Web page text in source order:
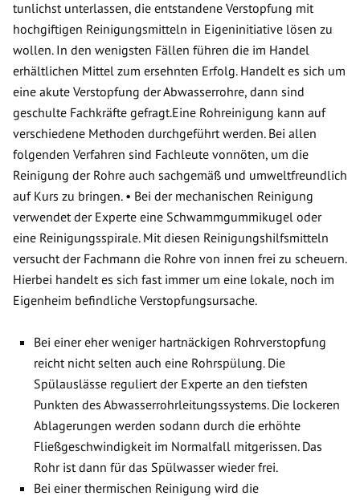
tunlichst unterlassen, die entstandene Verstopfung mit
hochgiftigen Reinigungsmitteln in Eigeninitiative lösen zu
wollen. In den wenigsten Fällen führen die im Handel
erhältlichen Mittel zum ersehnten Erfolg. Handelt es sich um
eine akute Verstopfung der Abwasserrohre, dann sind
geschulte Fachkräfte gefragt.Eine Rohreinigung kann auf
verschiedene Methoden durchgeführt werden. Bei allen
folgenden Verfahren sind Fachleute vonnöten, um die
Reinigung der Rohre auch sachgemäß und umweltfreundlich
auf Kurs zu bringen. • Bei der mechanischen Reinigung
verwendet der Experte eine Schwammgummikugel oder
eine Reinigungsspirale. Mit diesen Reinigungshilfsmitteln
versucht der Fachmann die Rohre von innen frei zu scheuern.
Hierbei handelt es sich fast immer um eine lokale, noch im
Eigenheim befindliche Verstopfungsursache.
Bei einer eher weniger hartnäckigen Rohrverstopfung
reicht nicht selten auch eine Rohrspülung. Die
Spülauslässe reguliert der Experte an den tiefsten
Punkten des Abwasserrohrleitungssystems. Die lockeren
Ablagerungen werden sodann durch die erhöhte
Fließgeschwindigkeit im Normalfall mitgerissen. Das
Rohr ist dann für das Spülwasser wieder frei.
Bei einer thermischen Reinigung wird die